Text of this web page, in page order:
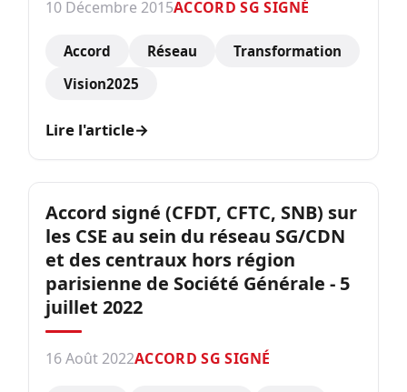
10 Décembre 2015ACCORD SG SIGNÉ
Accord Réseau
Transformation
Vision2025
Lire l'article→
Accord signé (CFDT, CFTC, SNB) sur
les CSE au sein du réseau SG/CDN
et des centraux hors région
parisienne de Société Générale - 5
juillet 2022
16 Août 2022ACCORD SG SIGNÉ